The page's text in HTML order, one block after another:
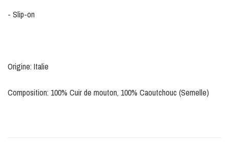
- Slip-on
Origine: Italie
Composition: 100% Cuir de mouton, 100% Caoutchouc (Semelle)